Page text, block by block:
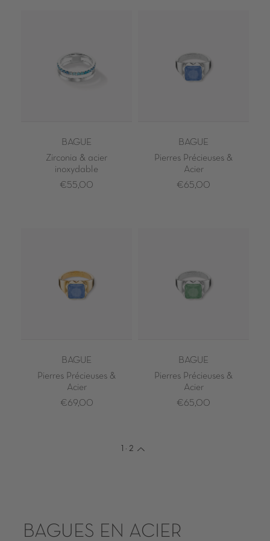
BAGUE
Zirconia & acier
inoxydable
€55,00
BAGUE
Pierres Précieuses &
Acier
€65,00
BAGUE
Pierres Précieuses &
Acier
€69,00
BAGUE
Pierres Précieuses &
Acier
€65,00
1 · 2
BAGUES EN ACIER